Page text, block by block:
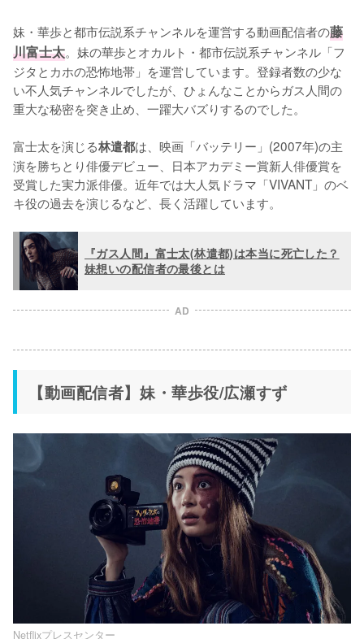
妹・華歩と都市伝説系チャンネルを運営する動画配信者の藤
川富士太。妹の華歩とオカルト・都市伝説系チャンネル「フ
ジタとカホの恐怖地帯」を運営しています。登録者数の少な
い不人気チャンネルでしたが、ひょんなことからガス人間の
重大な秘密を突き止め、一躍大バズりするのでした。
富士太を演じる林遣都は、映画「バッテリー」(2007年)の主
演を勝ちとり俳優デビュー、日本アカデミー賞新人俳優賞を
受賞した実力派俳優。近年では大人気ドラマ「VIVANT」のベ
キ役の過去を演じるなど、長く活躍しています。
『ガス人間』富士太(林遣都)は本当に死亡した？
妹想いの配信者の最後とは
AD
【動画配信者】妹・華歩役/広瀬すず
Netflixプレスセンター